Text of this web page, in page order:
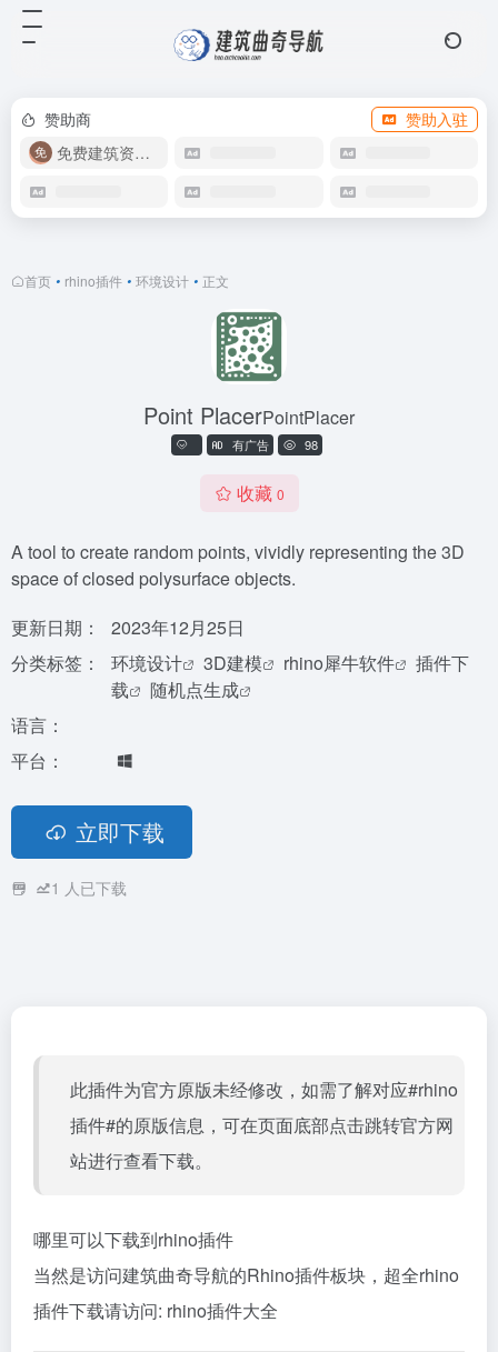
赞助商
赞助入驻
免费建筑资源库
首页 • rhino插件 • 环境设计 • 正文
Point PlacerPointPlacer
有广告 98
收藏 0
A tool to create random points, vividly representing the 3D
space of closed polysurface objects.
更新日期：
2023年12月25日
分类标签：
环境设计 3D建模 rhino犀牛软件
插件下
载
随机点生成
语言：
平台：
立即下载
1 人已下载
此插件为官方原版未经修改，如需了解对应#rhino
插件#的原版信息，可在页面底部点击跳转官方网
站进行查看下载。
哪里可以下载到rhino插件
当然是访问建筑曲奇导航的Rhino插件板块，超全rhino
插件下载请访问: rhino插件大全